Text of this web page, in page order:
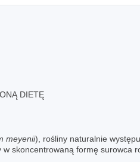
DIETĘ
meyenii), rośliny naturalnie
skoncentrowaną formę surowca